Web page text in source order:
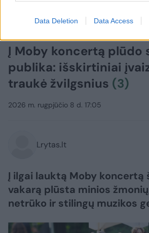
Data Deletion Data Access
Į Moby koncertą plūdo
publika: išskirtiniai
traukė žvilgsnius (3)
2026 m. rugpjūčio 8 d. 17:05
Lrytas.lt
Į ilgai lauktą Moby koncertą
vakarą plūsta minios
netrūko ir stilingų muzikos